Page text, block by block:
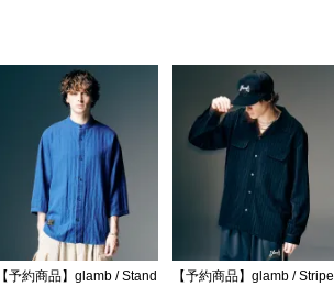
【予約商品】glamb / Stand
【予約商品】glamb / Stripe